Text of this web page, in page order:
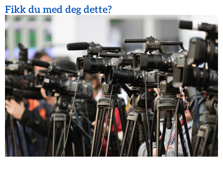
Fikk du med deg dette?